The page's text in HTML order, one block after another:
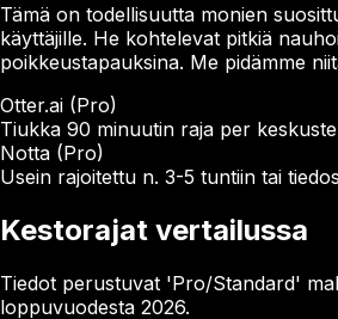
Tämä on todellisuutta monien
käyttäjille. He kohtelevat pitkiä
poikkeustapauksina. Me pidämme
Otter.ai (Pro)
Tiukka 90 minuutin raja per
Notta (Pro)
Usein rajoitettu n. 3-5 tuntiin tai
Kestorajat vertailussa
Tiedot perustuvat 'Pro/Standard'
loppuvuodesta 2026.